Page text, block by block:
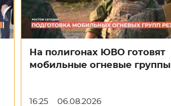
На полигонах ЮВО готовят
мобильные огневые группы
16:25 06.08.2026